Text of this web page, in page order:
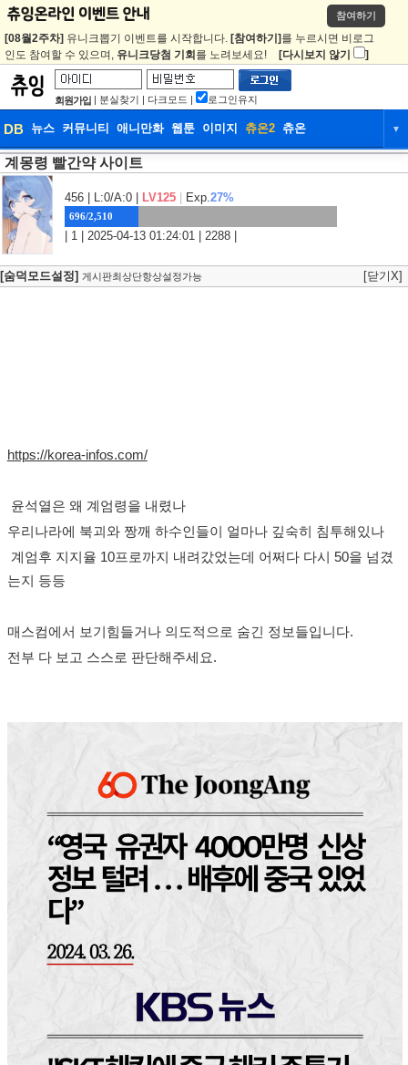
참여하기
[08월2주차] 유니크뽑기 이벤트를 시작합니다. [참여하기] 를 누르시면 비로그
인도 참여할 수 있으며, 유니크당첨 기회 를 노려보세요! [다시보지 않기 ]
회원가입 | 분실찾기 | 다크모드 | 로그인유지
DB 뉴스 커뮤니티 애니만화 웹툰 이미지 츄온2 츄온 ▼
DB
웹툰 이미지
계몽령 빨간약 사이트
456 | L:0/A:0 | LV125 Exp.27%
696/2,510
| 1 | 2025-04-13 01:24:01 | 2288 |
[숨덕모드설정] 게시판최상단항상설정가능 [닫기X]
https://korea-infos.com/
윤석열은 왜 계엄령을 내렸나
우리나라에 북괴와 짱깨 하수인들이 얼마나 깊숙히 침투해있나
계엄후 지지율 10프로까지 내려갔었는데 어쩌다 다시 50을 넘겼
는지 등등
매스컴에서 보기힘들거나 의도적으로 숨긴 정보들입니다.
전부 다 보고 스스로 판단해주세요.